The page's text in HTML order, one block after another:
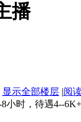
播
显示全部楼层 |阅
小时，待遇4--